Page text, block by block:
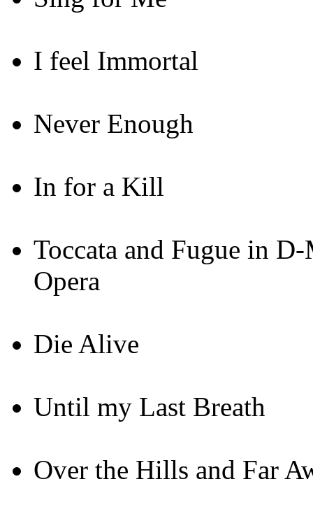
I feel Immortal
Never Enough
In for a Kill
Toccata and Fugue in
Opera
Die Alive
Until my Last Breath
Over the Hills and Far